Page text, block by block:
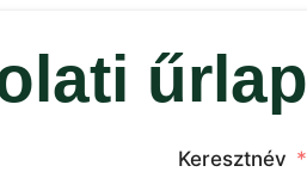
űrlap
Keresztnév